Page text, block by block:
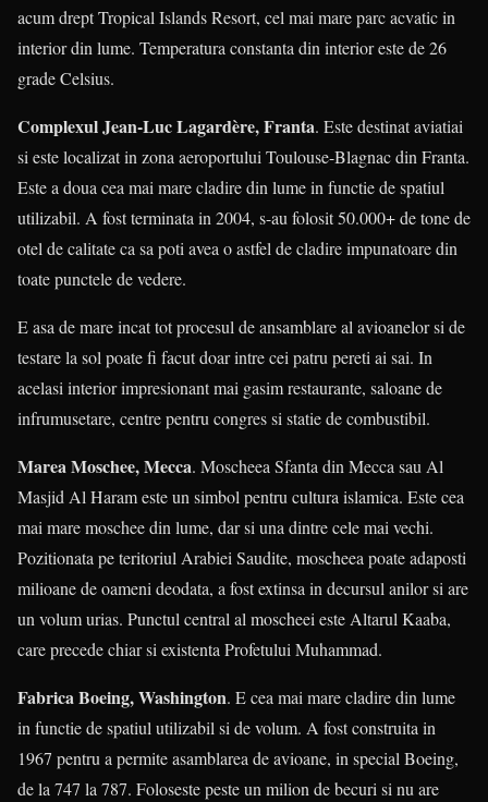
acum drept Tropical Islands Resort, cel mai mare parc acvatic in
interior din lume. Temperatura constanta din interior este de 26
grade Celsius.
Complexul Jean-Luc Lagardère, Franta. Este destinat aviatiai
si este localizat in zona aeroportului Toulouse-Blagnac din Franta.
Este a doua cea mai mare cladire din lume in functie de spatiul
utilizabil. A fost terminata in 2004, s-au folosit 50.000+ de tone de
otel de calitate ca sa poti avea o astfel de cladire impunatoare din
toate punctele de vedere.
E asa de mare incat tot procesul de ansamblare al avioanelor si de
testare la sol poate fi facut doar intre cei patru pereti ai sai. In
acelasi interior impresionant mai gasim restaurante, saloane de
infrumusetare, centre pentru congres si statie de combustibil.
Marea Moschee, Mecca. Moscheea Sfanta din Mecca sau Al
Masjid Al Haram este un simbol pentru cultura islamica. Este cea
mai mare moschee din lume, dar si una dintre cele mai vechi.
Pozitionata pe teritoriul Arabiei Saudite, moscheea poate adaposti
milioane de oameni deodata, a fost extinsa in decursul anilor si are
un volum urias. Punctul central al moscheei este Altarul Kaaba,
care precede chiar si existenta Profetului Muhammad.
Fabrica Boeing, Washington. E cea mai mare cladire din lume
in functie de spatiul utilizabil si de volum. A fost construita in
1967 pentru a permite asamblarea de avioane, in special Boeing,
de la 747 la 787. Foloseste peste un milion de becuri si nu are